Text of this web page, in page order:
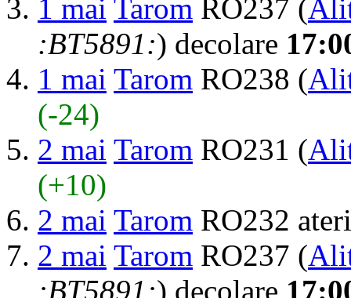
1 mai Tarom RO237 (
:BT5891:) decolare
1 mai Tarom RO238 (
(-24)
2 mai Tarom RO231 (
(+10)
2 mai Tarom RO232
2 mai Tarom RO237 (
:BT5891:) decolare